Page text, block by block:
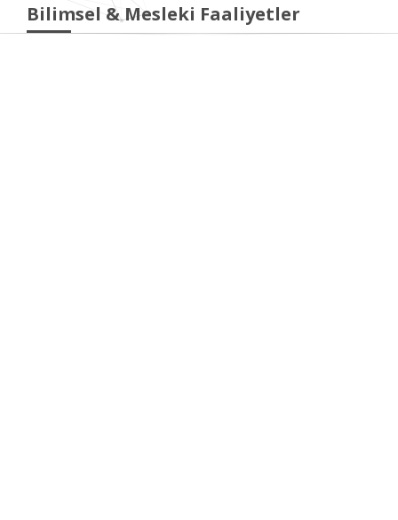
Bilimsel & Mesleki Faaliyetler